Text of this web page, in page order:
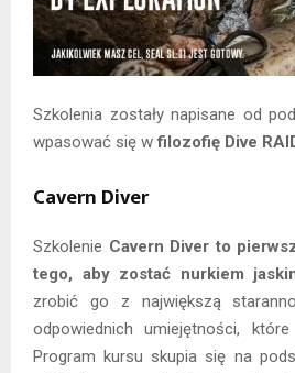
Szkolenia zostały napisane od
wpasować się wfilozofię Dive
Cavern Diver
Szkolenie Cavern Diver to
tego, aby zostać nurkiem
zrobić go z największą
odpowiednich umiejętności,
Program kursu skupia się na